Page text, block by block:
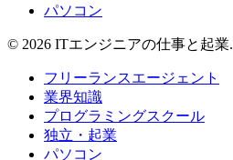
パソコン
© 2026 ITエンジニアの仕事と起業.
フリーランスエージェント
業界知識
プログラミングスクール
独立・起業
パソコン